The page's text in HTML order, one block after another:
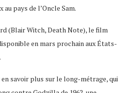
pays de l’Oncle Sam.
(Blair Witch, Death Note), le film
en mars prochain aux États-
savoir plus sur le long-métrage, qui